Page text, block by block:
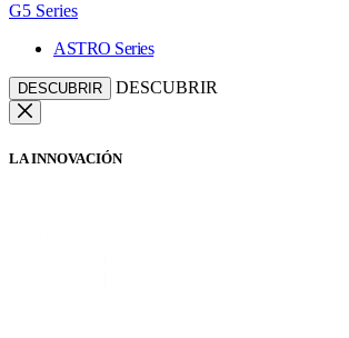
G5 Series
ASTRO Series
DESCUBRIR DESCUBRIR
LA INNOVACIÓN